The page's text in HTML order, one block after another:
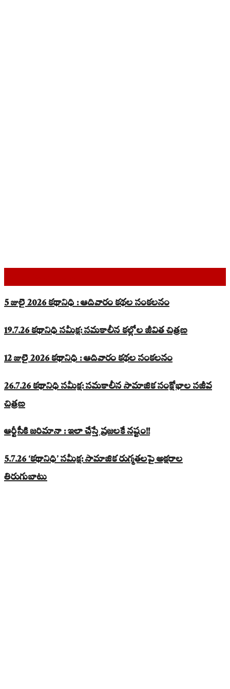
5 జులై 2026 కథానిధి : ఆదివారం కథల సంకలనం
19.7.26 కథానిధి సమీక్ష: సమకాలీన కల్లోల జీవిత చిత్రణ
12 జులై 2026 కథానిధి : ఆదివారం కథల సంకలనం
26.7.26 కథానిధి సమీక్ష: సమకాలీన సామాజిక సంక్షోభాల సజీవ
చిత్రణ
ఆర్టీసీకి జరిమానా : ఇలా చేస్తే ప్రజలకే నష్టం!!
5.7.26 ‘కథానిధి’ సమీక్ష: సామాజిక రుగ్మతలపై అక్షరాల
తిరుగుబాటు